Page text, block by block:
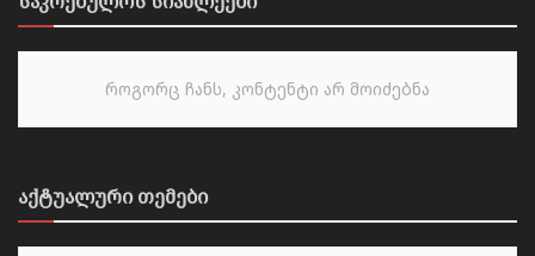
როგორც ჩანს, კონტენტი არ მოიძებნა
აქტუალური თემები